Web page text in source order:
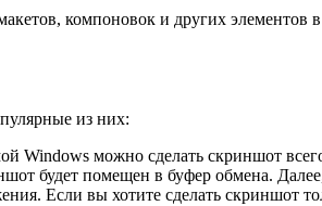
компоновок и других элементов
из них:
Windows можно сделать скриншот
будет помещен в буфер обмена.
Если вы хотите сделать скриншот